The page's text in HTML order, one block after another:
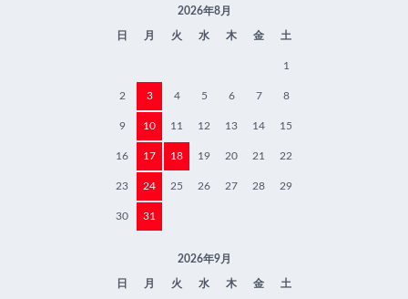
2026年8月
日 月 火 水 木 金 土
1
2 3 4 5 6 7 8
9 10 11 12 13 14 15
16 17 18 19 20 21 22
23 24 25 26 27 28 29
30 31
2026年9月
日 月 火 水 木 金 土